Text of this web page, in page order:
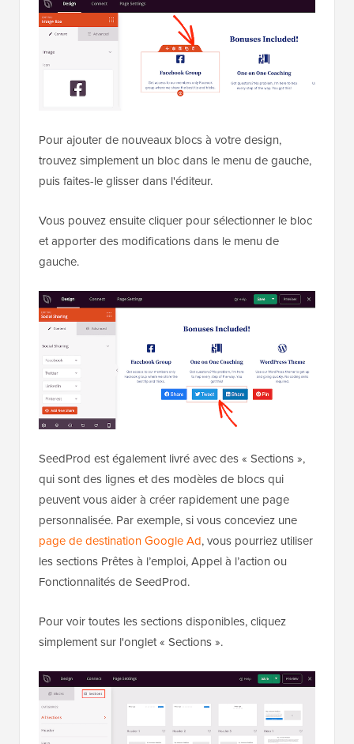
Pour ajouter de nouveaux blocs à votre design,
trouvez simplement un bloc dans le menu de gauche,
puis faites-le glisser dans l'éditeur.
Vous pouvez ensuite cliquer pour sélectionner le bloc
et apporter des modifications dans le menu de
gauche.
SeedProd est également livré avec des « Sections »,
qui sont des lignes et des modèles de blocs qui
peuvent vous aider à créer rapidement une page
personnalisée. Par exemple, si vous conceviez une
page de destination Google Ad, vous pourriez utiliser
les sections Prêtes à l’emploi, Appel à l’action ou
Fonctionnalités de SeedProd.
Pour voir toutes les sections disponibles, cliquez
simplement sur l'onglet « Sections ».